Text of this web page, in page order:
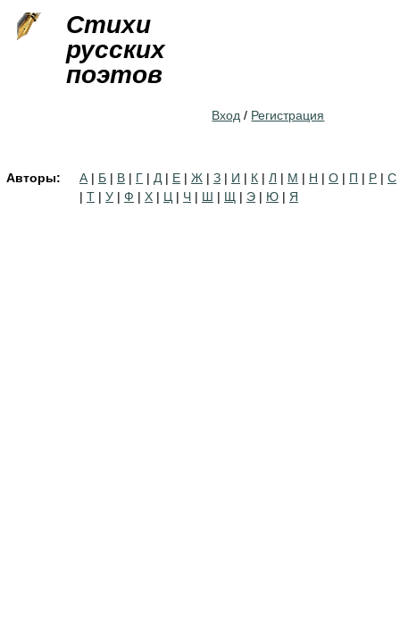
Стихи
русских
поэтов
Вход / Регистрация
Авторы: А | Б | В | Г | Д | Е | Ж | З | И | К | Л | М | Н | О | П | Р | С
| Т | У | Ф | Х | Ц | Ч | Ш | Щ | Э | Ю | Я